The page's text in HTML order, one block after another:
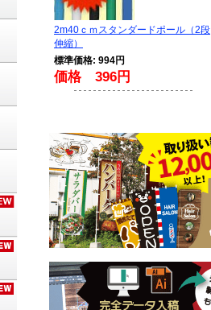
2m40ｃｍスタンダードポール（2段
伸縮）
標準価格: 994円
価格 396円